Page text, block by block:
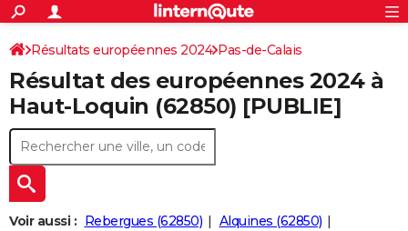
ACTUALITÉS
Politique
Société
Faits Divers
Education
Monde
Villes
+
SPORT
Coupe du monde 2026
Football
Tennis
Cyclisme
Rugby
Forum
Programme TV
TNT
Streaming
Cinéma
Sorties cinéma
Musique
+
FINANCE
Retraite
Impôts
Epargne
Immobilier
Risques naturels par ville
Banque
Assurance
Crédit
AUTO
Essais
Réserver un essai
Citadines
Berlines
SUV
Forum auto
+
HIGH-TECH
S'inscrire
Connexion
Résultats européennes 2024 Pas-de-Calais
Résultat des européennes 2024 à
Haut-Loquin (62850) [PUBLIE]
Voir aussi : Rebergues (62850)
Alquines (62850)